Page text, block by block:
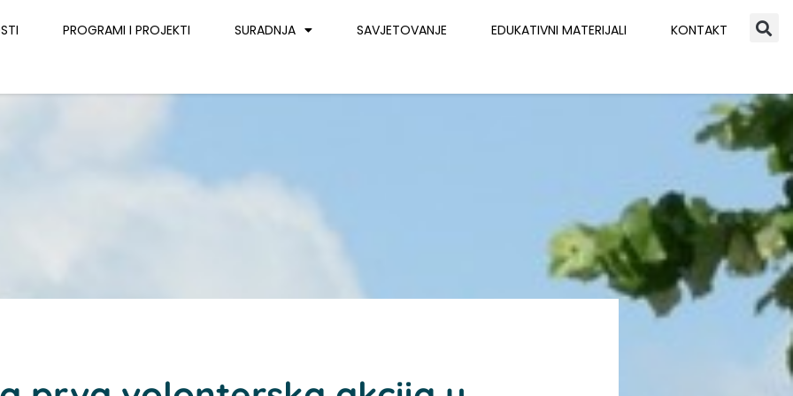
PROGRAMI I PROJEKTI SURADNJA SAVJETOVANJE EDUKATIVNI MATERIJALI KONTAKT